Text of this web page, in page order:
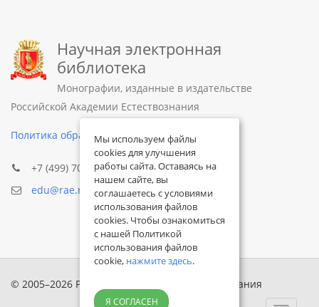
Научная электронная
библиотека
Монографии, изданные в издательстве
Российской Академии Естествознания
Политика обработки персональных данных
+7 (499) 705-72-30
edu@rae.ru
© 2005–2026 Российская академия естествознания
Мы используем файлы
cookies для улучшения
работы сайта. Оставаясь на
нашем сайте, вы
соглашаетесь с условиями
использования файлов
cookies. Чтобы ознакомиться
с нашей Политикой
использования файлов
cookie, нажмите здесь.
Я СОГЛАСЕН